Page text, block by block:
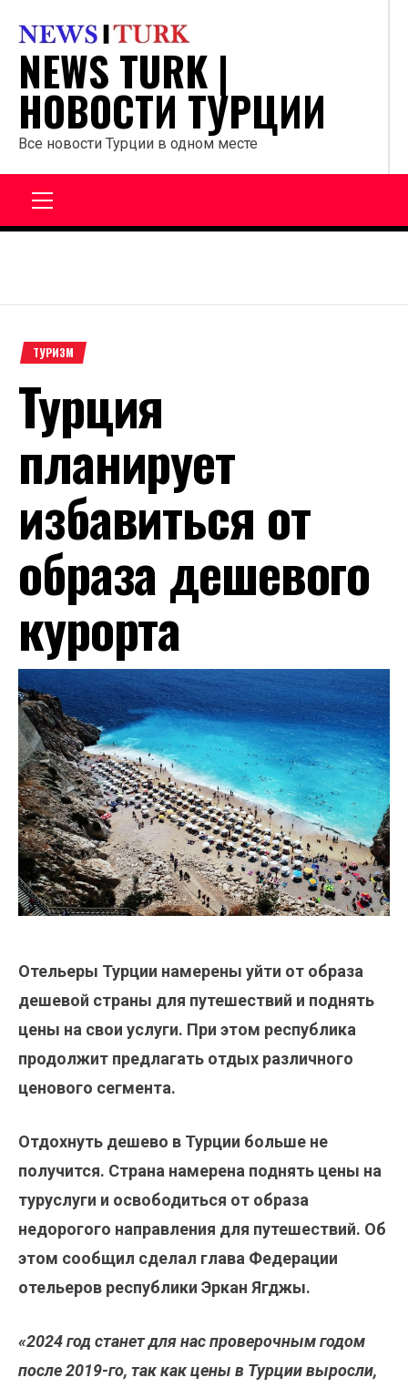
содержанию
NEWS TURK |
НОВОСТИ ТУРЦИИ
Все новости Турции в одном месте
ТУРИЗМ
Турция
планирует
избавиться от
образа дешевого
курорта
Отельеры Турции намерены уйти от образа
дешевой страны для путешествий и поднять
цены на свои услуги. При этом республика
продолжит предлагать отдых различного
ценового сегмента.
Отдохнуть дешево в Турции больше не
получится. Страна намерена поднять цены на
туруслуги и освободиться от образа
недорогого направления для путешествий. Об
этом сообщил сделал глава Федерации
отельеров республики Эркан Ягджы.
«2024 год станет для нас проверочным годом
после 2019-го, так как цены в Турции выросли,